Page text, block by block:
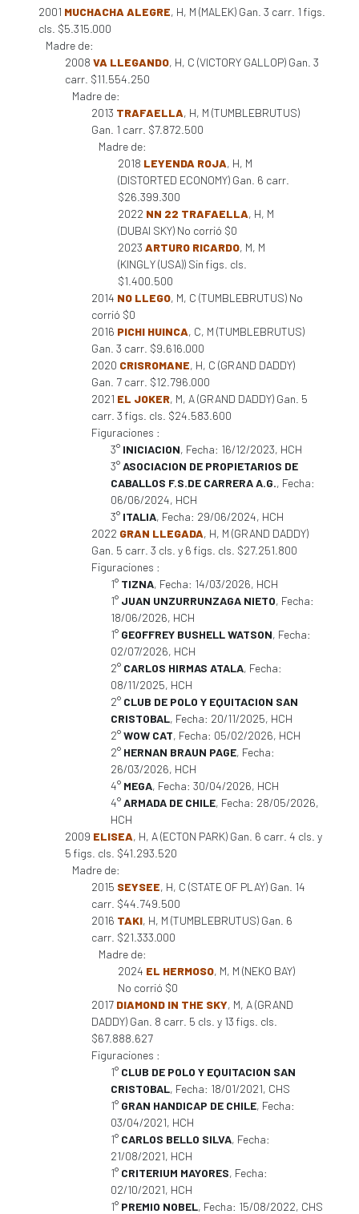
2001 MUCHACHA ALEGRE, H, M (MALEK) Gan. 3 carr. 1 figs.
cls. $5.315.000
Madre de:
2008 VA LLEGANDO, H, C (VICTORY GALLOP) Gan. 3
carr. $11.554.250
Madre de:
2013 TRAFAELLA, H, M (TUMBLEBRUTUS)
Gan. 1 carr. $7.872.500
Madre de:
2018 LEYENDA ROJA, H, M
(DISTORTED ECONOMY) Gan. 6 carr.
$26.399.300
2022 NN 22 TRAFAELLA, H, M
(DUBAI SKY) No corrió $0
2023 ARTURO RICARDO, M, M
(KINGLY (USA)) Sin figs. cls.
$1.400.500
2014 NO LLEGO, M, C (TUMBLEBRUTUS) No
corrió $0
2016 PICHI HUINCA, C, M (TUMBLEBRUTUS)
Gan. 3 carr. $9.616.000
2020 CRISROMANE, H, C (GRAND DADDY)
Gan. 7 carr. $12.796.000
2021 EL JOKER, M, A (GRAND DADDY) Gan. 5
carr. 3 figs. cls. $24.583.600
Figuraciones :
3° INICIACION, Fecha: 16/12/2023, HCH
3°ASOCIACION DE PROPIETARIOS DE
CABALLOS F.S.DE CARRERA A.G., Fecha:
06/06/2024, HCH
3° ITALIA, Fecha: 29/06/2024, HCH
2022 GRAN LLEGADA, H, M (GRAND DADDY)
Gan. 5 carr. 3 cls. y 6 figs. cls. $27.251.800
Figuraciones :
1° TIZNA, Fecha: 14/03/2026, HCH
1° JUAN UNZURRUNZAGA NIETO, Fecha:
18/06/2026, HCH
1° GEOFFREY BUSHELL WATSON, Fecha:
02/07/2026, HCH
2° CARLOS HIRMAS ATALA, Fecha:
08/11/2025, HCH
2° CLUB DE POLO Y EQUITACION SAN
CRISTOBAL, Fecha: 20/11/2025, HCH
2°WOW CAT, Fecha: 05/02/2026, HCH
2° HERNAN BRAUN PAGE, Fecha:
26/03/2026, HCH
4° MEGA, Fecha: 30/04/2026, HCH
4°ARMADA DE CHILE, Fecha: 28/05/2026,
HCH
2009 ELISEA, H, A (ECTON PARK) Gan. 6 carr. 4 cls. y
5 figs. cls. $41.293.520
Madre de:
2015 SEYSEE, H, C (STATE OF PLAY) Gan. 14
carr. $44.749.500
2016 TAKI, H, M (TUMBLEBRUTUS) Gan. 6
carr. $21.333.000
Madre de:
2024 EL HERMOSO, M, M (NEKO BAY)
No corrió $0
2017 DIAMOND IN THE SKY, M, A (GRAND
DADDY) Gan. 8 carr. 5 cls. y 13 figs. cls.
$67.888.627
Figuraciones :
1° CLUB DE POLO Y EQUITACION SAN
CRISTOBAL, Fecha: 18/01/2021, CHS
1° GRAN HANDICAP DE CHILE, Fecha:
03/04/2021, HCH
1° CARLOS BELLO SILVA, Fecha:
21/08/2021, HCH
1° CRITERIUM MAYORES, Fecha:
02/10/2021, HCH
1° PREMIO NOBEL, Fecha: 15/08/2022, CHS